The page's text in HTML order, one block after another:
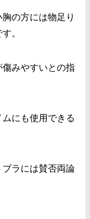
の方には物足り
。
みやすいとの指
にも使用できる
ラには賛否両論